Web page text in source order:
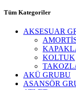
Tüm Kategoriler
AKSESUAR
KOLTUK
AKÜ GRUBU
ASANSÖR